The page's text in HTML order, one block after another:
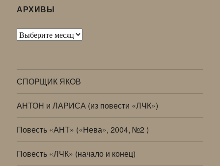
АРХИВЫ
Архивы
СПОРЩИК ЯКОВ
АНТОН и ЛАРИСА (из повести «ЛЧК»)
Повесть «АНТ» («Нева», 2004, №2 )
Повесть «ЛЧК» (начало и конец)